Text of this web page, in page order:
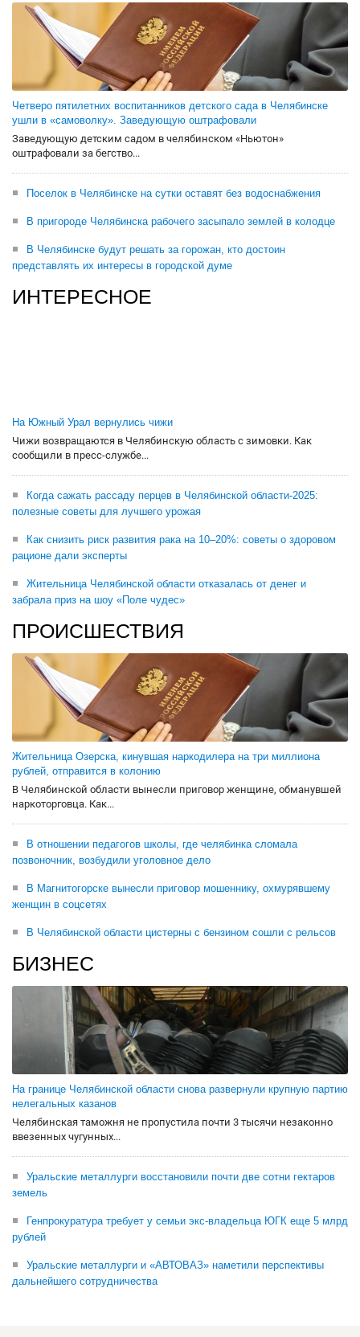
Четверо пятилетних воспитанников детского сада в Челябинске
ушли в «самоволку». Заведующую оштрафовали
Заведующую детским садом в челябинском «Ньютон»
оштрафовали за бегство...
Поселок в Челябинске на сутки оставят без водоснабжения
В пригороде Челябинска рабочего засыпало землей в колодце
В Челябинске будут решать за горожан, кто достоин
представлять их интересы в городской думе
ИНТЕРЕСНОЕ
На Южный Урал вернулись чижи
Чижи возвращаются в Челябинскую область с зимовки. Как
сообщили в пресс-службе...
Когда сажать рассаду перцев в Челябинской области-2025:
полезные советы для лучшего урожая
Как снизить риск развития рака на 10–20%: советы о здоровом
рационе дали эксперты
Жительница Челябинской области отказалась от денег и
забрала приз на шоу «Поле чудес»
ПРОИСШЕСТВИЯ
Жительница Озерска, кинувшая наркодилера на три миллиона
рублей, отправится в колонию
В Челябинской области вынесли приговор женщине, обманувшей
наркоторговца. Как...
В отношении педагогов школы, где челябинка сломала
позвоночник, возбудили уголовное дело
В Магнитогорске вынесли приговор мошеннику, охмурявшему
женщин в соцсетях
В Челябинской области цистерны с бензином сошли с рельсов
БИЗНЕС
На границе Челябинской области снова развернули крупную партию
нелегальных казанов
Челябинская таможня не пропустила почти 3 тысячи незаконно
ввезенных чугунных...
Уральские металлурги восстановили почти две сотни гектаров
земель
Генпрокуратура требует у семьи экс-владельца ЮГК еще 5 млрд
рублей
Уральские металлурги и «АВТОВАЗ» наметили перспективы
дальнейшего сотрудничества